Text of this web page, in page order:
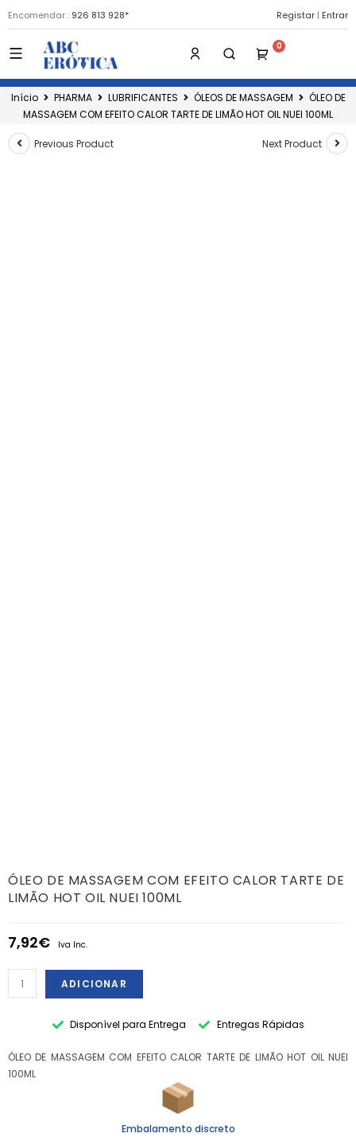
Encomendar : 926 813 928* Registar | Entrar
Início PHARMA LUBRIFICANTES ÓLEOS DE MASSAGEM
ÓLEO DE
MASSAGEM COM EFEITO CALOR TARTE DE LIMÃO HOT OIL NUEI 100ML
Previous Product Next Product
ÓLEO DE MASSAGEM COM EFEITO CALOR TARTE DE
LIMÃO HOT OIL NUEI 100ML
7,92€ Iva Inc.
ADICIONAR
Disponível para Entrega Entregas Rápidas
ÓLEO DE MASSAGEM COM EFEITO CALOR TARTE DE LIMÃO HOT OIL NUEI
100ML
Embalamento discreto